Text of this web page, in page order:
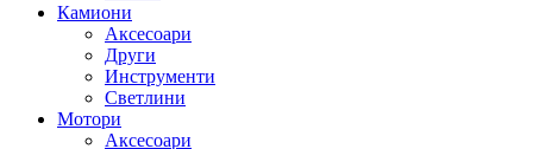
Камиони
Аксесоари
Други
Инструменти
Светлини
Мотори
Аксесоари